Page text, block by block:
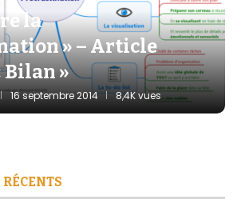
la
» – Article
Bilan »
16 septembre 2014 8,4K vues